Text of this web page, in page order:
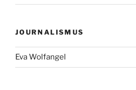
JOURNALISMUS
Eva Wolfangel